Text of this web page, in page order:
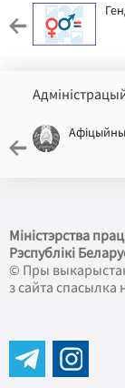
Афіцыйны
Міністэрства
Рэспублікі
© Пры
з сайта спасылка